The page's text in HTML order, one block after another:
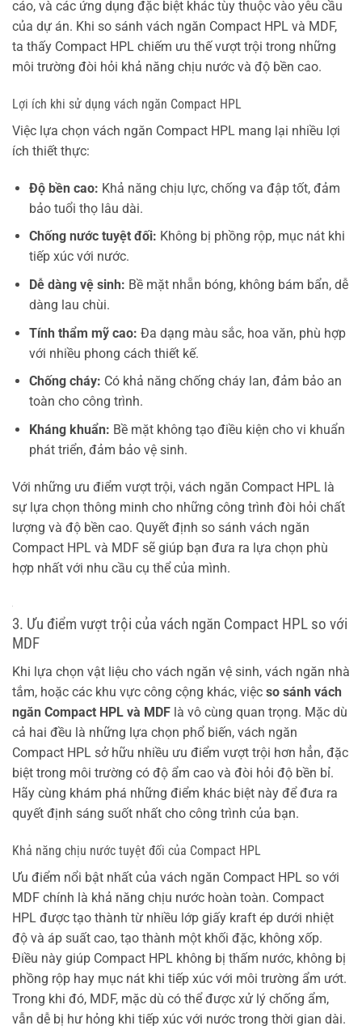
cáo, và các ứng dụng đặc biệt khác tùy thuộc vào yêu cầu
của dự án. Khi so sánh vách ngăn Compact HPL và MDF,
ta thấy Compact HPL chiếm ưu thế vượt trội trong những
môi trường đòi hỏi khả năng chịu nước và độ bền cao.
Lợi ích khi sử dụng vách ngăn Compact HPL
Việc lựa chọn vách ngăn Compact HPL mang lại nhiều lợi
ích thiết thực:
Độ bền cao: Khả năng chịu lực, chống va đập tốt, đảm
bảo tuổi thọ lâu dài.
Chống nước tuyệt đối: Không bị phồng rộp, mục nát khi
tiếp xúc với nước.
Dễ dàng vệ sinh: Bề mặt nhẵn bóng, không bám bẩn, dễ
dàng lau chùi.
Tính thẩm mỹ cao: Đa dạng màu sắc, hoa văn, phù hợp
với nhiều phong cách thiết kế.
Chống cháy: Có khả năng chống cháy lan, đảm bảo an
toàn cho công trình.
Kháng khuẩn: Bề mặt không tạo điều kiện cho vi khuẩn
phát triển, đảm bảo vệ sinh.
Với những ưu điểm vượt trội, vách ngăn Compact HPL là
sự lựa chọn thông minh cho những công trình đòi hỏi chất
lượng và độ bền cao. Quyết định so sánh vách ngăn
Compact HPL và MDF sẽ giúp bạn đưa ra lựa chọn phù
hợp nhất với nhu cầu cụ thể của mình.
3. Ưu điểm vượt trội của vách ngăn Compact HPL so với
MDF
Khi lựa chọn vật liệu cho vách ngăn vệ sinh, vách ngăn nhà
tắm, hoặc các khu vực công cộng khác, việc so sánh vách
ngăn Compact HPL và MDF là vô cùng quan trọng. Mặc dù
cả hai đều là những lựa chọn phổ biến, vách ngăn
Compact HPL sở hữu nhiều ưu điểm vượt trội hơn hẳn, đặc
biệt trong môi trường có độ ẩm cao và đòi hỏi độ bền bỉ.
Hãy cùng khám phá những điểm khác biệt này để đưa ra
quyết định sáng suốt nhất cho công trình của bạn.
Khả năng chịu nước tuyệt đối của Compact HPL
Ưu điểm nổi bật nhất của vách ngăn Compact HPL so với
MDF chính là khả năng chịu nước hoàn toàn. Compact
HPL được tạo thành từ nhiều lớp giấy kraft ép dưới nhiệt
độ và áp suất cao, tạo thành một khối đặc, không xốp.
Điều này giúp Compact HPL không bị thấm nước, không bị
phồng rộp hay mục nát khi tiếp xúc với môi trường ẩm ướt.
Trong khi đó, MDF, mặc dù có thể được xử lý chống ẩm,
vẫn dễ bị hư hỏng khi tiếp xúc với nước trong thời gian dài.